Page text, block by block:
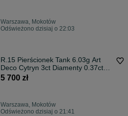
Warszawa, Mokotów
Odświeżono dzisiaj o 22:03
R.15 Pierścionek Tank 6.03g Art
Deco Cytryn 3ct Diamenty 0.37ct
WYCENA 8700
5 700 zł
Warszawa, Mokotów
Odświeżono dzisiaj o 21:41